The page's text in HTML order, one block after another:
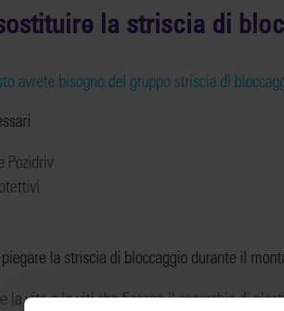
la striscia di
avrete bisogno del gruppo striscia di
Pozidriv
la striscia di bloccaggio durante il
la vite o le viti che fissano il coperchio di